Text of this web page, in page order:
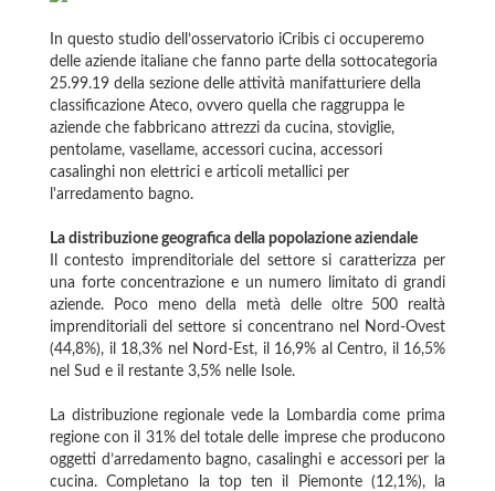
In questo studio dell’osservatorio iCribis ci occuperemo
delle aziende italiane che fanno parte della sottocategoria
25.99.19 della sezione delle attività manifatturiere della
classificazione Ateco, ovvero quella che raggruppa le
aziende che fabbricano attrezzi da cucina, stoviglie,
pentolame, vasellame, accessori cucina, accessori
casalinghi non elettrici e articoli metallici per
l'arredamento bagno.
La distribuzione geografica della popolazione aziendale
Il contesto imprenditoriale del settore si caratterizza per
una forte concentrazione e un numero limitato di grandi
aziende. Poco meno della metà delle oltre 500 realtà
imprenditoriali del settore si concentrano nel Nord-Ovest
(44,8%), il 18,3% nel Nord-Est, il 16,9% al Centro, il 16,5%
nel Sud e il restante 3,5% nelle Isole.
La distribuzione regionale vede la Lombardia come prima
regione con il 31% del totale delle imprese che producono
oggetti d’arredamento bagno, casalinghi e accessori per la
cucina. Completano la top ten il Piemonte (12,1%), la